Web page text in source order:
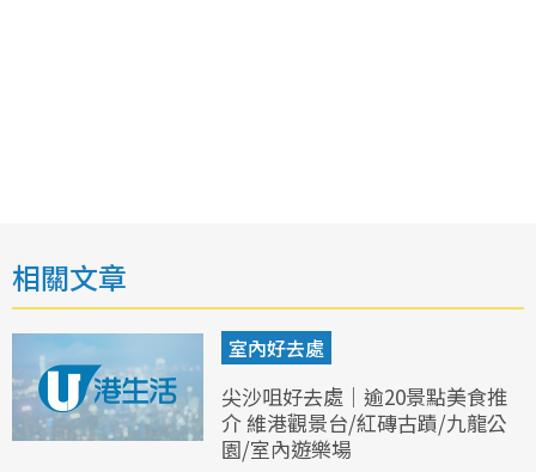
相關文章
室內好去處
尖沙咀好去處｜逾20景點美食推
介 維港觀景台/紅磚古蹟/九龍公
園/室內遊樂場